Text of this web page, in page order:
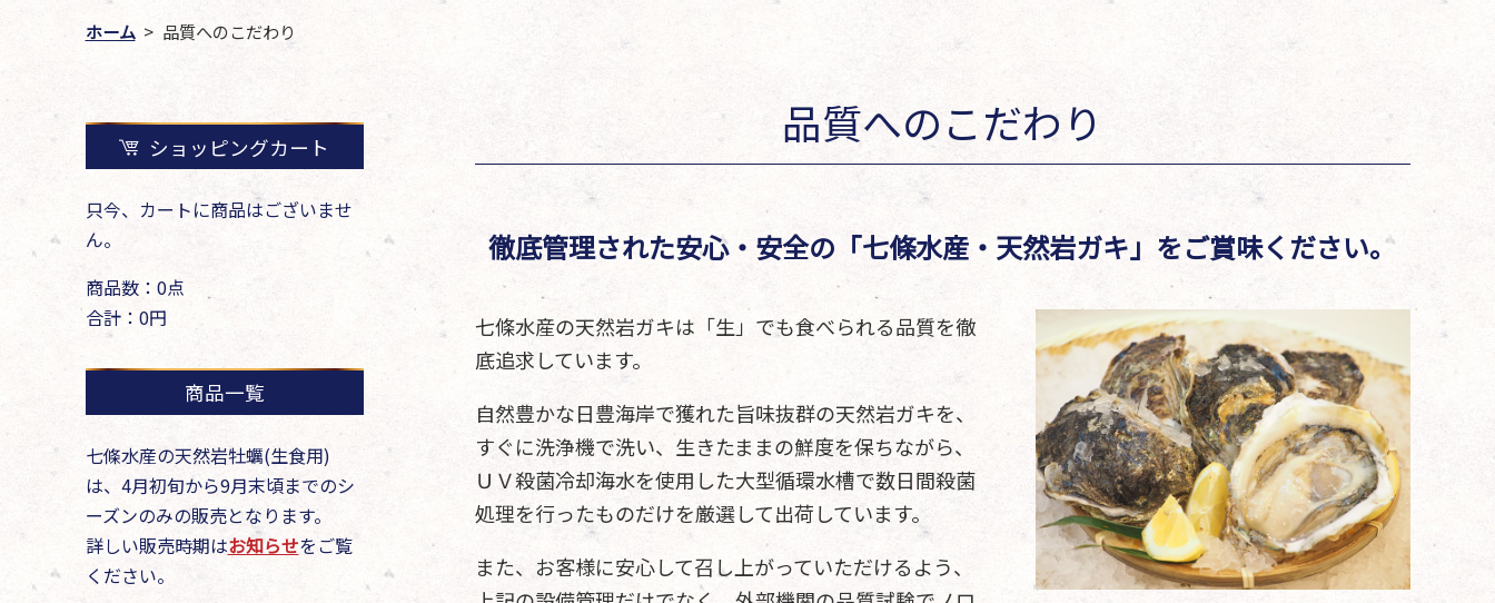
ホーム 品質へのこだわり
品質へのこだわり
徹底管理された安心・安全の「七條水産・天然岩ガキ」をご賞味ください。
七條水産の天然岩ガキは「生」でも食べられる品質を徹
底追求しています。
自然豊かな日豊海岸で獲れた旨味抜群の天然岩ガキを、
すぐに洗浄機で洗い、生きたままの鮮度を保ちながら、
ＵＶ殺菌冷却海水を使用した大型循環水槽で数日間殺菌
処理を行ったものだけを厳選して出荷しています。
また、お客様に安心して召し上がっていただけるよう、
ショッピングカート
只今、カートに商品はございませ
ん。
商品数：0点
合計：0円
商品一覧
七條水産の天然岩牡蠣(生食用)
は、4月初旬から9月末頃までのシ
ーズンのみの販売となります。
詳しい販売時期はお知らせをご覧
ください。